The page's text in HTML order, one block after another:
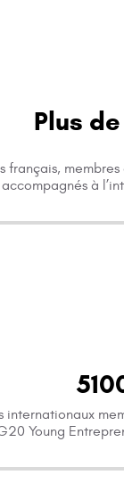
Plus
français,
à
internationaux
Young